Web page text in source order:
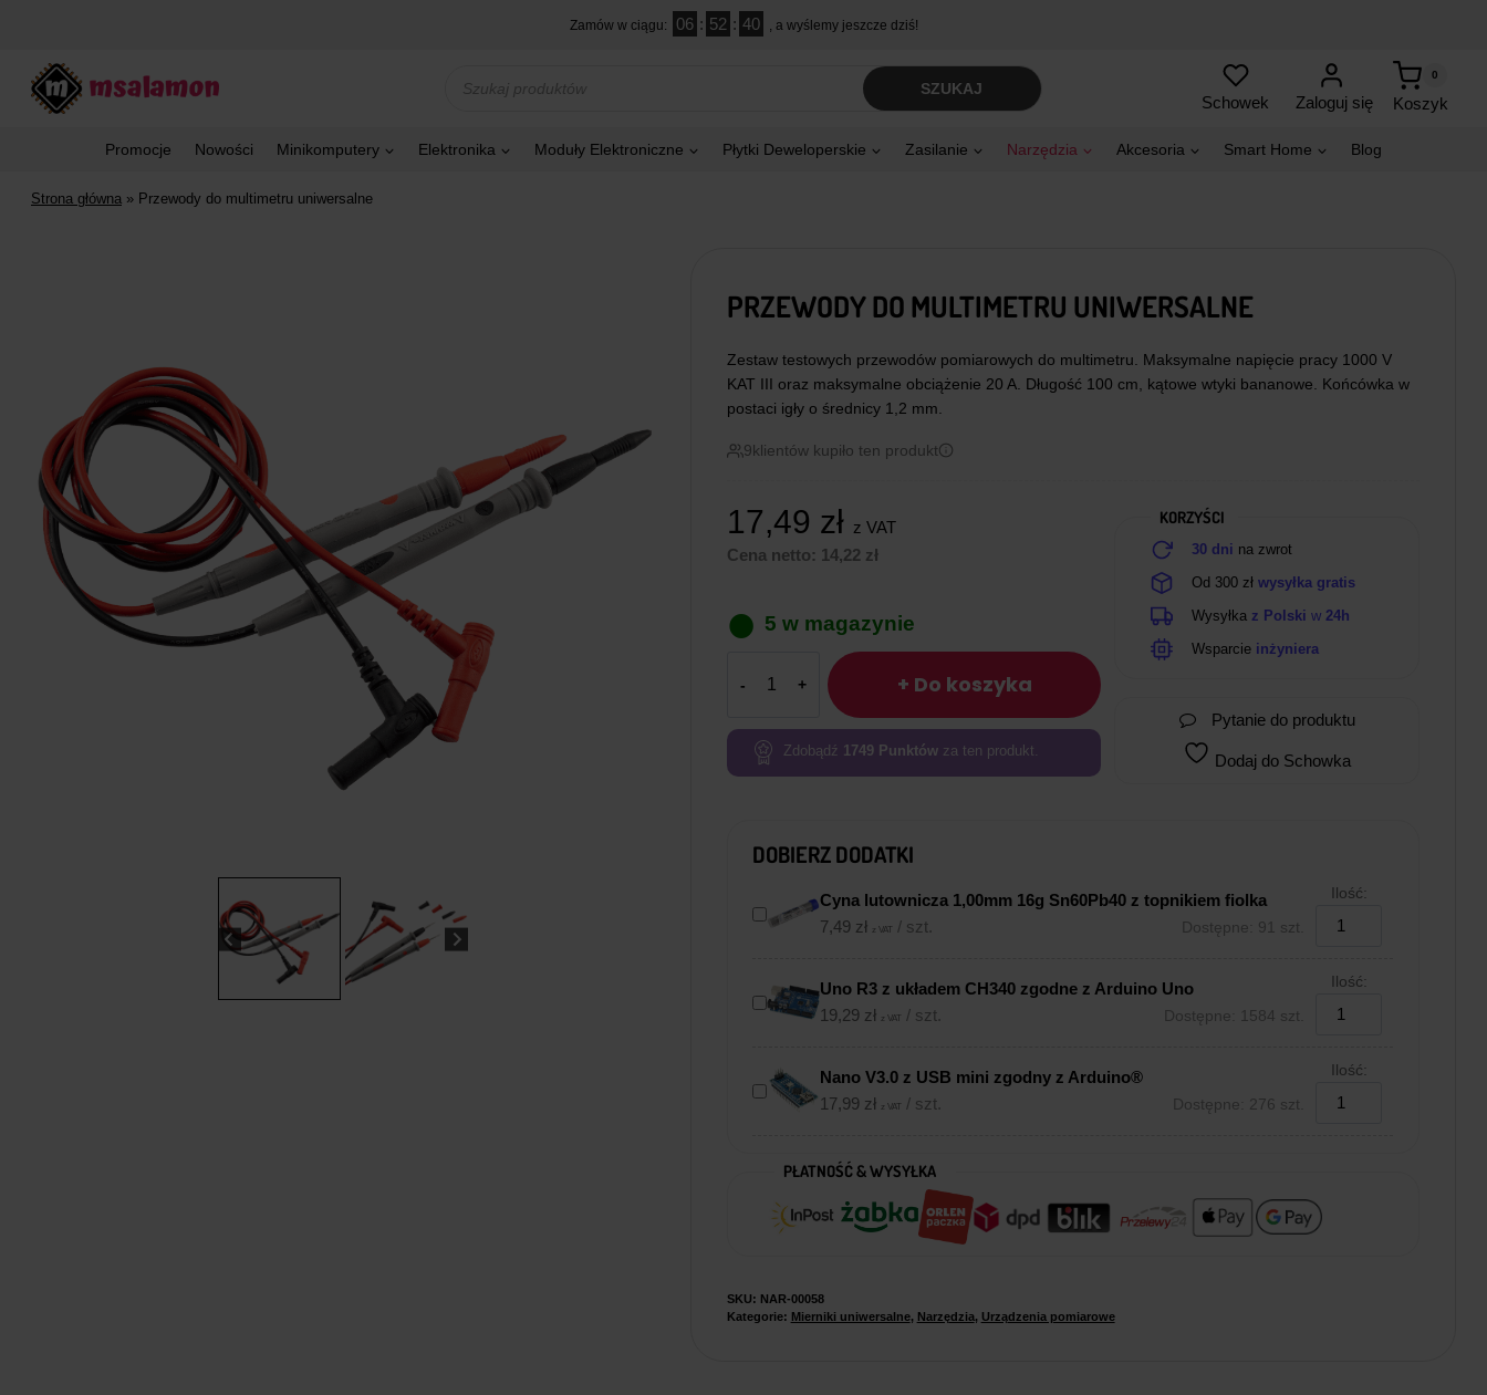
Zamów w ciągu: 06 : 52 : 40 , a wyślemy jeszcze dziś!
produktów
SZUKAJ
Schowek Zaloguj się Koszyk
0
Promocje Nowości Minikomputery Elektronika Moduły Elektroniczne Płytki Deweloperskie Zasilanie Narzędzia Akcesoria Smart Home Blog
Strona główna » Przewody do multimetru uniwersalne
PRZEWODY DO MULTIMETRU UNIWERSALNE
Zestaw testowych przewodów pomiarowych do multimetru. Maksymalne napięcie pracy 1000 V
KAT III oraz maksymalne obciążenie 20 A. Długość 100 cm, kątowe wtyki bananowe. Końcówka w
postaci igły o średnicy 1,2 mm.
9klientów kupiło ten produkt
17,49 zł z VAT
Cena netto: 14,22 zł
5 w magazynie
Przewody
multimetru
uniwersalne
+ Do koszyka
Zdobądź 1749Punktówza ten produkt.
KORZYŚCI
30 dni na zwrot
Od 300 złwysyłka gratis
Wysyłka z Polskiw24h
Wsparcie inżyniera
Pytanie do produktu
Dodaj do Schowka
DOBIERZ DODATKI
Cyna lutownicza 1,00mm 16g Sn60Pb40 z topnikiem fiolka
7,49 zł z VAT / szt. Dostępne: 91 szt.
Ilość:
Uno R3 z układem CH340 zgodne z Arduino Uno
19,29 zł z VAT / szt. Dostępne: 1584 szt.
Ilość:
Nano V3.0 z USB mini zgodny z Arduino®
17,99 zł z VAT / szt. Dostępne: 276 szt.
Ilość:
PŁATNOŚĆ & WYSYŁKA
SKU: NAR-00058
Kategorie: Mierniki uniwersalne, Narzędzia, Urządzenia pomiarowe